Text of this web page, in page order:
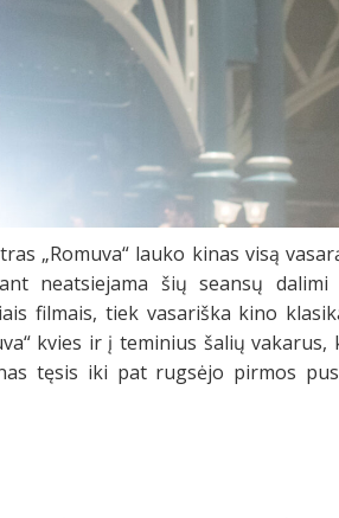
„Romuva“ lauko kinas visą
neatsiejama šių seansų
filmais, tiek vasariška kino
kvies ir į teminius šalių
tęsis iki pat rugsėjo pirmos